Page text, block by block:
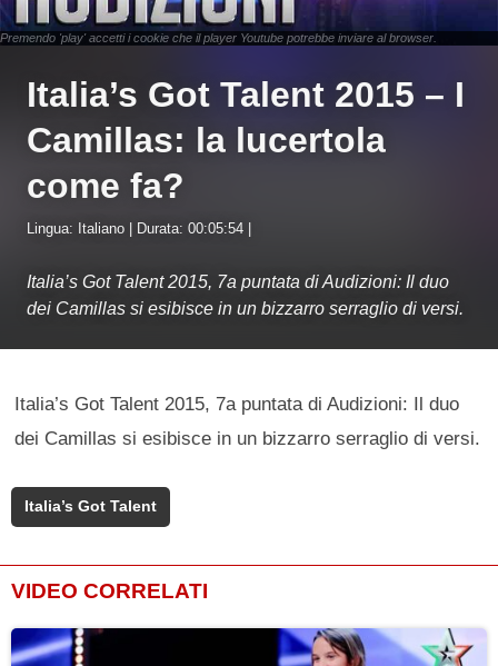
Premendo 'play' accetti i cookie che il player Youtube potrebbe inviare al browser.
Italia’s Got Talent 2015 – I
Camillas: la lucertola
come fa?
Lingua: Italiano | Durata: 00:05:54 |
Italia’s Got Talent 2015, 7a puntata di Audizioni: Il duo
dei Camillas si esibisce in un bizzarro serraglio di versi.
Italia’s Got Talent 2015, 7a puntata di Audizioni: Il duo
dei Camillas si esibisce in un bizzarro serraglio di versi.
Italia’s Got Talent
VIDEO CORRELATI